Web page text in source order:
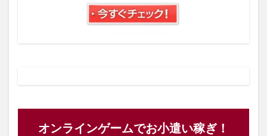
オンラインゲームでお小遣い稼ぎ！